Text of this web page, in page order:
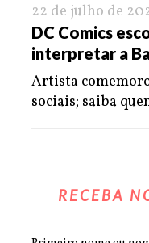
22 de julho de
DC Comics
interpretar a
Artista
sociais; saiba
RECEBA